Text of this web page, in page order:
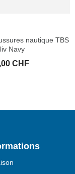
nautique TBS
Navy
CHF